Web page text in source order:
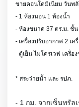
ขายคอนโดมิเนียม วันพ
- 1 ห้องนอน 1 ห้องน้ำ
- ห้องขนาด 37 ตร.ม. ชั้น
- เครื่องปรับอากาศ 2 เค
- ตู้เย็น ไมโครเวฟ เครื่อ
* สระว่ายน้ำ และ รปภ.
- 1 กม. จากเซ็นทรัล